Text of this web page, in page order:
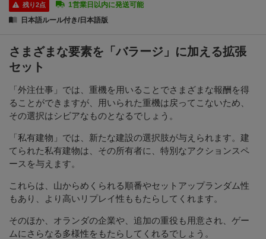
残り2点
1営業日以内に発送可能
日本語ルール付き/日本語版
さまざまな要素を「バラージ」に加える拡張
セット
「外注仕事」では、重機を用いることでさまざまな報酬を得
ることができますが、用いられた重機は戻ってこないため、
その選択はシビアなものとなるでしょう。
「私有建物」では、新たな建設の選択肢が与えられます。建
てられた私有建物は、その所有者に、特別なアクションスペ
ースを与えます。
これらは、山からめくられる順番やセットアップランダム性
もあり、より高いリプレイ性ももたらしてくれます。
そのほか、オランダの企業や、追加の重役も用意され、ゲー
ムにさらなる多様性をもたらしてくれるでしょう。